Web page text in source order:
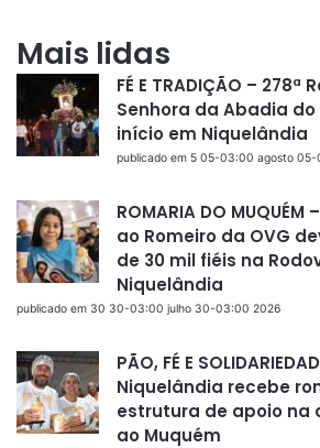
Mais lidas
FÉ E TRADIÇÃO –
Senhora da Abadia
início em Niquelândia
publicado em 5 05-03:00 agosto
ROMARIA DO
ao Romeiro da OVG
de 30 mil fiéis na
Niquelândia
publicado em 30 30-03:00 julho 30-03:00 2026
PÃO, FÉ E
Niquelândia recebe
estrutura de apoio na
ao Muquém